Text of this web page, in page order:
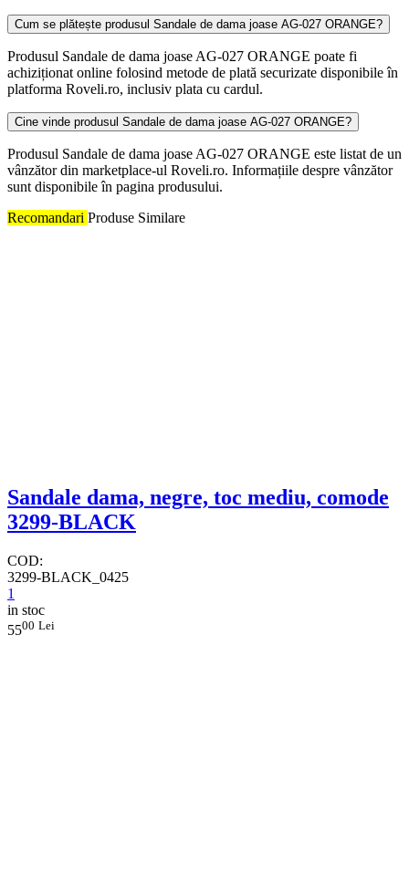
Cum se plătește produsul Sandale de dama joase AG-027 ORANGE?
Produsul Sandale de dama joase AG-027 ORANGE poate fi
achiziționat online folosind metode de plată securizate disponibile în
platforma Roveli.ro, inclusiv plata cu cardul.
Cine vinde produsul Sandale de dama joase AG-027 ORANGE?
Produsul Sandale de dama joase AG-027 ORANGE este listat de un
vânzător din marketplace-ul Roveli.ro. Informațiile despre vânzător
sunt disponibile în pagina produsului.
Recomandari Produse Similare
​Sandale dama, negre, toc mediu, comode
3299-BLACK
COD:
3299-BLACK_0425
1
in stoc
5500 Lei